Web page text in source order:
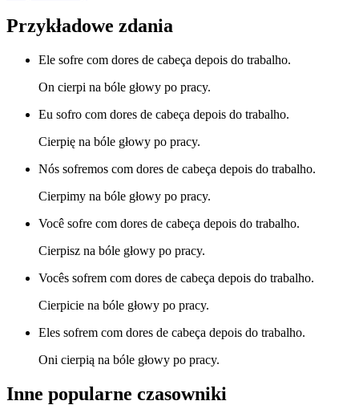
Przykładowe zdania
Ele sofre com dores de cabeça depois do trabalho.
On cierpi na bóle głowy po pracy.
Eu sofro com dores de cabeça depois do trabalho.
Cierpię na bóle głowy po pracy.
Nós sofremos com dores de cabeça depois do trabalho.
Cierpimy na bóle głowy po pracy.
Você sofre com dores de cabeça depois do trabalho.
Cierpisz na bóle głowy po pracy.
Vocês sofrem com dores de cabeça depois do trabalho.
Cierpicie na bóle głowy po pracy.
Eles sofrem com dores de cabeça depois do trabalho.
Oni cierpią na bóle głowy po pracy.
Inne popularne czasowniki